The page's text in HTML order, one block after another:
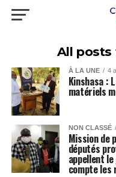
All posts
À LA UNE 4
Kinshasa :
matériels
NON CLASSÉ
Mission de
députés
appellent
compte les